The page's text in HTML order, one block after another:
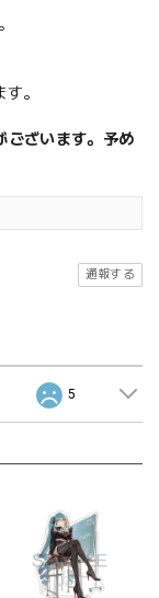
。
ございます。予め
通報する
5